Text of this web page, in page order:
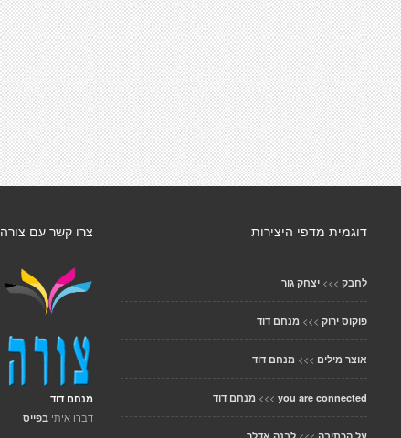
צרו קשר עם צורה
מנחם דוד
דברו איתי בפייס
דוגמית מדפי היצירות
לחבק >>> יצחק גור
פוקוס ירוק >>> מנחם דוד
אוצר מילים >>> מנחם דוד
you are connected
>>> מנחם דוד